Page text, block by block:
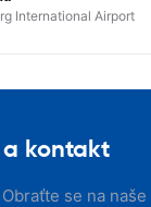
International Airport
kontakt
se na